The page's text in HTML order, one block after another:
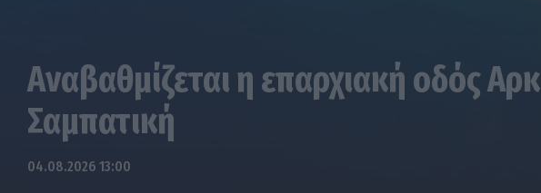
Αναβαθμίζεται η επαρχιακή οδός
Σαμπατική
04.08.2026 13:00